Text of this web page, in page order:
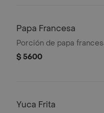
Papa Francesa
Porción de papa
$ 5600
Yuca Frita